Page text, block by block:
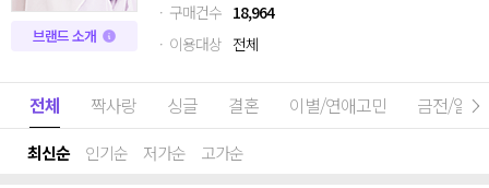
브랜드 소개
· 구매건수 18,964
· 이용대상 전체
전체 짝사랑 싱글 결혼 이별/연애고민 금전/일
최신순 인기순 저가순 고가순